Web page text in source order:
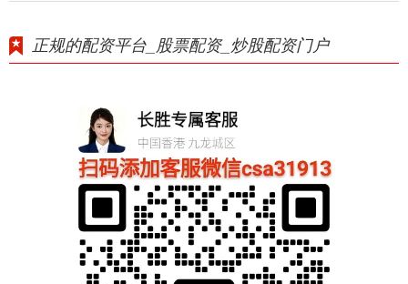
正规的配资平台_股票配资_炒股配资门户